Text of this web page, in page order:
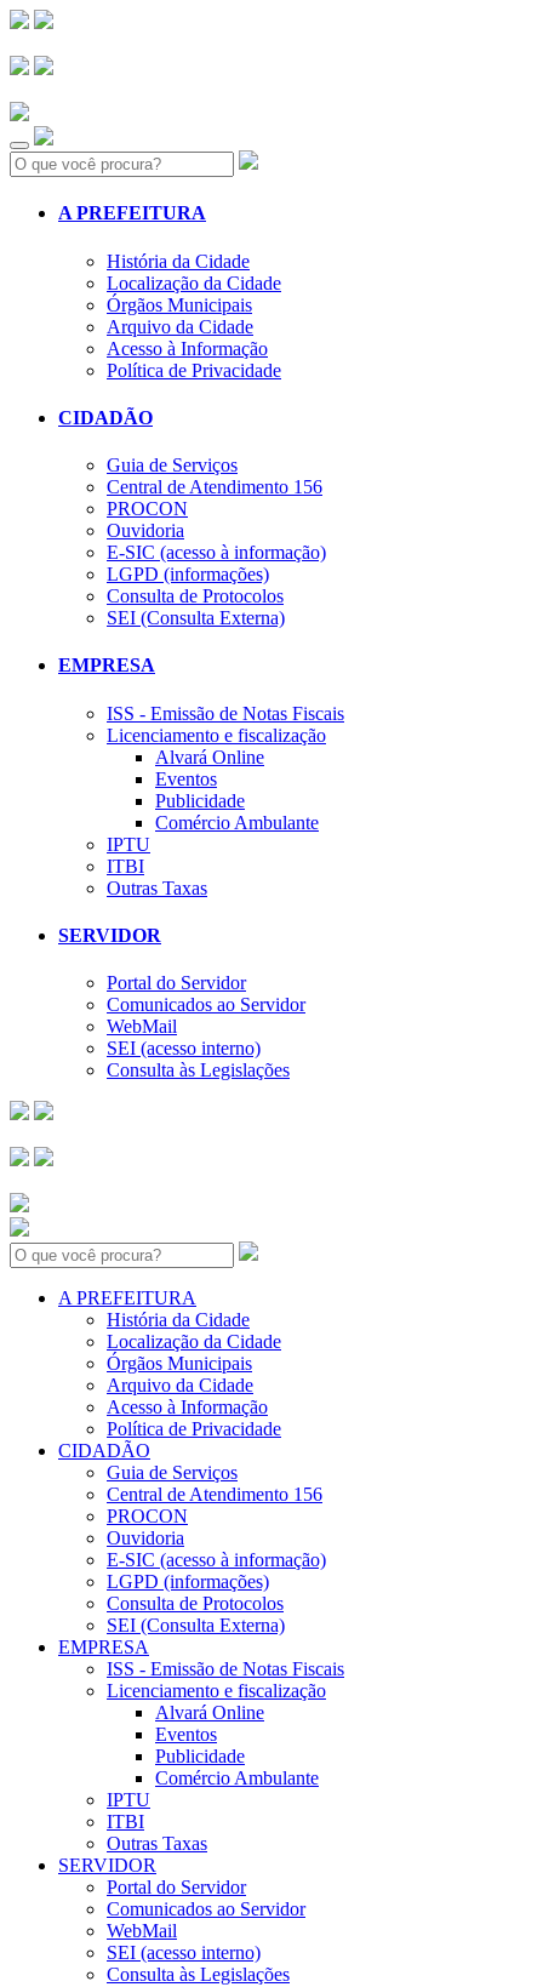
Search:
A PREFEITURA
História da Cidade
Localização da Cidade
Órgãos Municipais
Arquivo da Cidade
Acesso à Informação
Política de Privacidade
CIDADÃO
Guia de Serviços
Central de Atendimento 156
PROCON
Ouvidoria
E-SIC (acesso à informação)
LGPD (informações)
Consulta de Protocolos
SEI (Consulta Externa)
EMPRESA
ISS - Emissão de Notas Fiscais
Licenciamento e fiscalização
Alvará Online
Eventos
Publicidade
Comércio Ambulante
IPTU
ITBI
Outras Taxas
SERVIDOR
Portal do Servidor
Comunicados ao Servidor
WebMail
SEI (acesso interno)
Consulta às Legislações
Search:
A PREFEITURA
História da Cidade
Localização da Cidade
Órgãos Municipais
Arquivo da Cidade
Acesso à Informação
Política de Privacidade
CIDADÃO
Guia de Serviços
Central de Atendimento 156
PROCON
Ouvidoria
E-SIC (acesso à informação)
LGPD (informações)
Consulta de Protocolos
SEI (Consulta Externa)
EMPRESA
ISS - Emissão de Notas Fiscais
Licenciamento e fiscalização
Alvará Online
Eventos
Publicidade
Comércio Ambulante
IPTU
ITBI
Outras Taxas
SERVIDOR
Portal do Servidor
Comunicados ao Servidor
WebMail
SEI (acesso interno)
Consulta às Legislações